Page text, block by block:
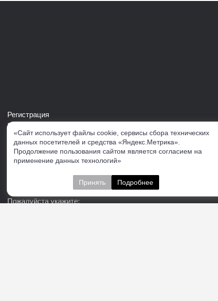
Регистрация
Войти в свой аккаунт
Скачать каталог продукции VERTUL
Следите за нами
Пожалуйста укажите:
«Сайт использует файлы cookie, сервисы сбора технических
данных посетителей и средства «Яндекс.Метрика».
Продолжение пользования сайтом является согласием на
применение данных технологий»
Принять Подробнее